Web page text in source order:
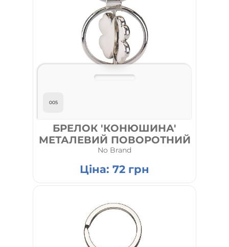
005
БРЕЛОК 'КОНЮШИНА'
МЕТАЛЕВИЙ ПОВОРОТНИЙ
No Brand
Ціна: 72 грн